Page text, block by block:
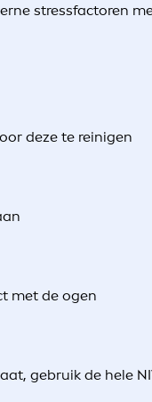
stressfactoren
deze te reinigen
met de ogen
gebruik de hele